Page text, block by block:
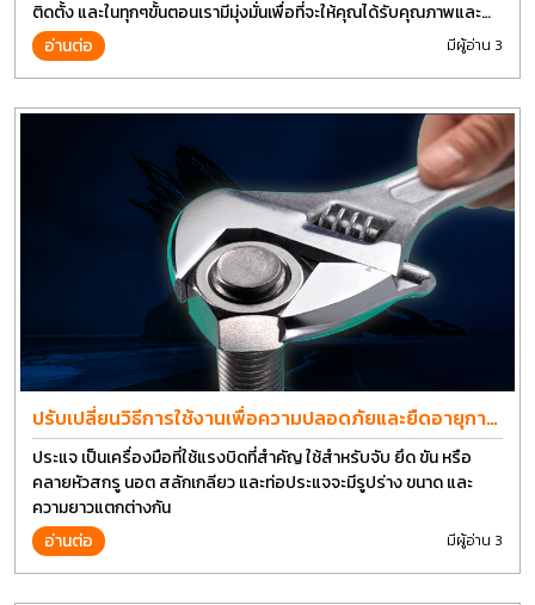
ติดตั้ง และในทุกๆขั้นตอนเรามีมุ่งมั่นเพื่อที่จะให้คุณได้รับคุณภาพและ
การที่งานที่ดีที่สุด บนต้นทุนที่ดีที่สุดเช่นกัน
อ่านต่อ มีผู้อ่าน 3
ปรับเปลี่ยนวิธีการใช้งานเพื่อความปลอดภัยและยืดอายุการ
ใช้งานประแจได้อีกนาน
ประแจ เป็นเครื่องมือที่ใช้แรงบิดที่สำคัญ ใช้สำหรับจับ ยึด ขัน หรือ
คลายหัวสกรู นอต สลักเกลียว และท่อประแจจะมีรูปร่าง ขนาด และ
ความยาวแตกต่างกัน
อ่านต่อ
มีผู้อ่าน 3